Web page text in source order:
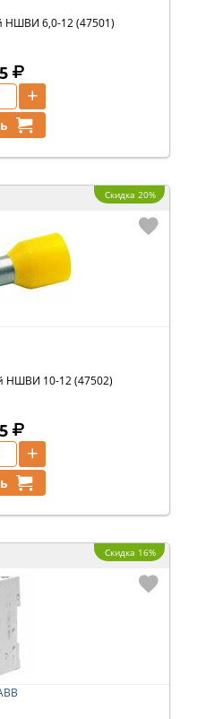
НШВИ 6,0-12 (47501)
5
+
Скидка 20%
НШВИ 10-12 (47502)
5
+
Скидка 16%